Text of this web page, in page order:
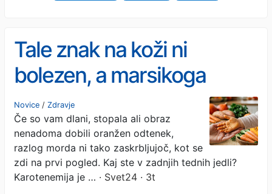
Tale znak na koži ni
bolezen, a marsikoga
začudi - razlog je v
hladilniku
Novice / Zdravje
Če so vam dlani, stopala ali obraz
nenadoma dobili oranžen odtenek,
razlog morda ni tako zaskrbljujoč, kot se
zdi na prvi pogled. Kaj ste v zadnjih tednih jedli?
Karotenemija je … · Svet24 · 3t